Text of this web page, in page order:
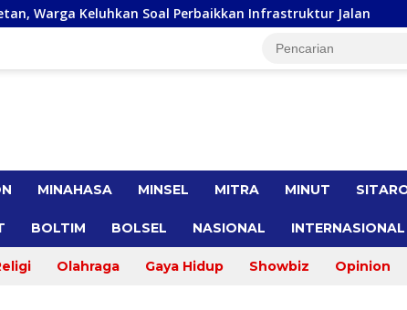
Perbaikkan Infrastruktur Jalan Gelar Reses,
MINAHASA MINSEL MITRA MINUT
BOLTIM BOLSEL NASIONAL INTERNASIONAL
Olahraga Gaya Hidup Showbiz Opinion